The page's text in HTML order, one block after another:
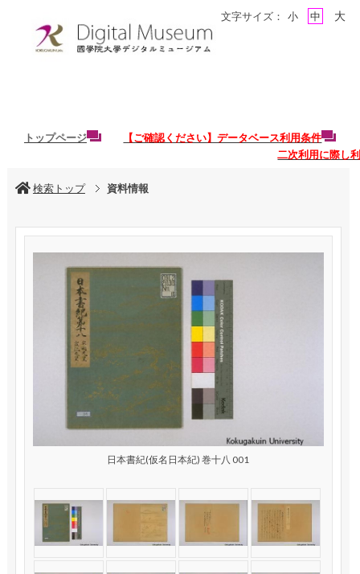
トップページ
【ご確認ください】データベース利用条件
二次利用に際し
文字サイズ： 小 中 大
検索トップ 資料情報
日本書紀(仮名日本紀) 巻十八 001